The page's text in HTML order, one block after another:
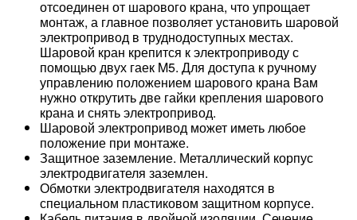
отсоединен от шарового крана, что упрощает
монтаж, а главное позволяет установить шаровой
электропривод в труднодоступных местах.
Шаровой кран крепится к электроприводу с
помощью двух гаек M5. Для доступа к ручному
управлению положением шарового крана Вам
нужно открутить две гайки крепления шарового
крана и снять электропривод.
Шаровой электропривод может иметь любое
положение при монтаже.
Защитное заземление. Металлический корпус
электродвигателя заземлен.
Обмотки электродвигателя находятся в
специальном пластиковом защитном корпусе.